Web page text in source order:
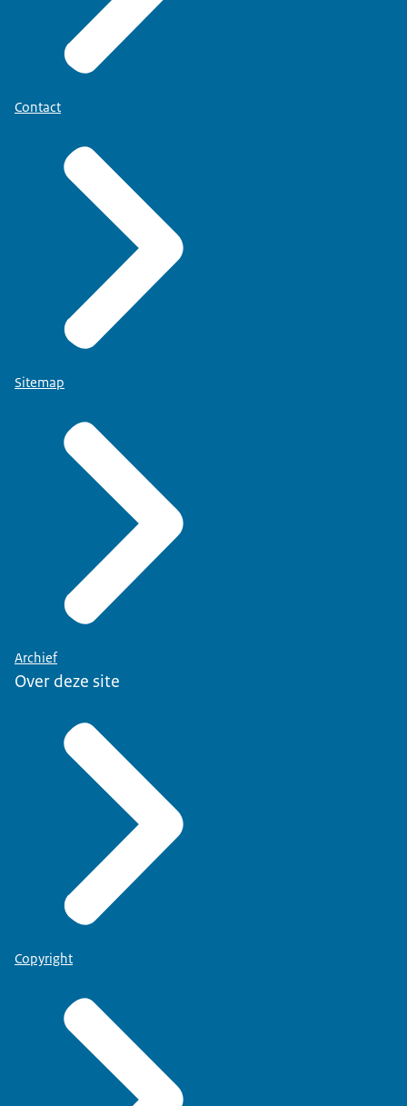
Contact
Sitemap
Archief
Over deze site
Copyright